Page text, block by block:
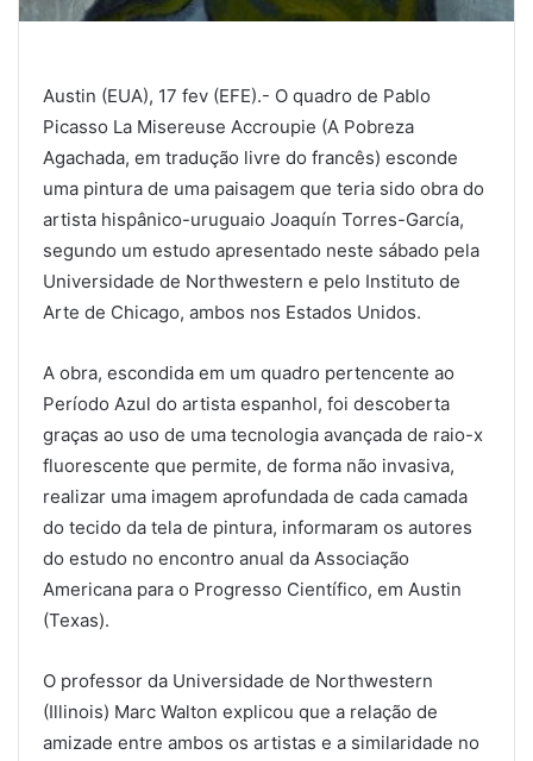
Austin (EUA), 17 fev (EFE).- O quadro de Pablo
Picasso La Misereuse Accroupie (A Pobreza
Agachada, em tradução livre do francês) esconde
uma pintura de uma paisagem que teria sido obra do
artista hispânico-uruguaio Joaquín Torres-García,
segundo um estudo apresentado neste sábado pela
Universidade de Northwestern e pelo Instituto de
Arte de Chicago, ambos nos Estados Unidos.
A obra, escondida em um quadro pertencente ao
Período Azul do artista espanhol, foi descoberta
graças ao uso de uma tecnologia avançada de raio-x
fluorescente que permite, de forma não invasiva,
realizar uma imagem aprofundada de cada camada
do tecido da tela de pintura, informaram os autores
do estudo no encontro anual da Associação
Americana para o Progresso Científico, em Austin
(Texas).
O professor da Universidade de Northwestern
(Illinois) Marc Walton explicou que a relação de
amizade entre ambos os artistas e a similaridade no